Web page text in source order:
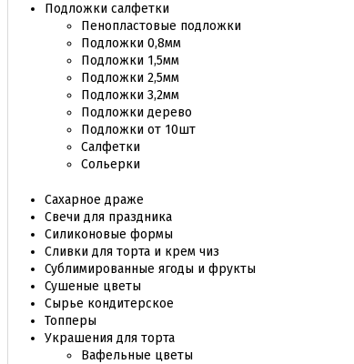
Подложки салфетки
Пенопластовые подложки
Подложки 0,8мм
Подложки 1,5мм
Подложки 2,5мм
Подложки 3,2мм
Подложки дерево
Подложки от 10шт
Салфетки
Сольерки
Сахарное драже
Свечи для праздника
Силиконовые формы
Сливки для торта и крем чиз
Сублимированные ягоды и фрукты
Сушеные цветы
Сырье кондитерское
Топперы
Украшения для торта
Вафельные цветы